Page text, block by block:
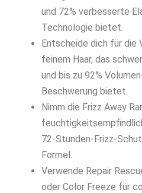
und 72% verbesserte
Technologie bietet.
Entscheide dich für die
feinem Haar, das
und bis zu 92%
Beschwerung bietet.
Nimm die Frizz Away
72-Stunden-Frizz-
Formel.
Verwende Repair
oder Color Freeze für